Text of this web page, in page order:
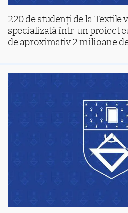
220 de studenți de la Textile
specializată într-un proiect
de aproximativ 2 milioane